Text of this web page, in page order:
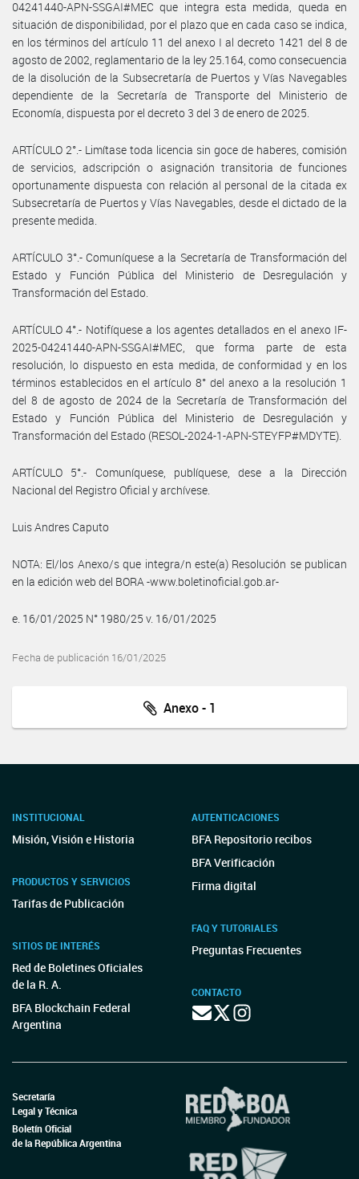
04241440-APN-SSGAI#MEC que integra esta medida, queda en
situación de disponibilidad, por el plazo que en cada caso se indica,
en los términos del artículo 11 del anexo I al decreto 1421 del 8 de
agosto de 2002, reglamentario de la ley 25.164, como consecuencia
de la disolución de la Subsecretaría de Puertos y Vías Navegables
dependiente de la Secretaría de Transporte del Ministerio de
Economía, dispuesta por el decreto 3 del 3 de enero de 2025.
ARTÍCULO 2°.- Limítase toda licencia sin goce de haberes, comisión
de servicios, adscripción o asignación transitoria de funciones
oportunamente dispuesta con relación al personal de la citada ex
Subsecretaría de Puertos y Vías Navegables, desde el dictado de la
presente medida.
ARTÍCULO 3°.- Comuníquese a la Secretaría de Transformación del
Estado y Función Pública del Ministerio de Desregulación y
Transformación del Estado.
ARTÍCULO 4°.- Notifíquese a los agentes detallados en el anexo IF-
2025-04241440-APN-SSGAI#MEC, que forma parte de esta
resolución, lo dispuesto en esta medida, de conformidad y en los
términos establecidos en el artículo 8° del anexo a la resolución 1
del 8 de agosto de 2024 de la Secretaría de Transformación del
Estado y Función Pública del Ministerio de Desregulación y
Transformación del Estado (RESOL-2024-1-APN-STEYFP#MDYTE).
ARTÍCULO 5°.- Comuníquese, publíquese, dese a la Dirección
Nacional del Registro Oficial y archívese.
Luis Andres Caputo
NOTA: El/los Anexo/s que integra/n este(a) Resolución se publican
en la edición web del BORA -www.boletinoficial.gob.ar-
e. 16/01/2025 N° 1980/25 v. 16/01/2025
Fecha de publicación 16/01/2025
Anexo - 1
INSTITUCIONAL
Misión, Visión e Historia
PRODUCTOS Y SERVICIOS
Tarifas de Publicación
SITIOS DE INTERÉS
Red de Boletines Oficiales
de la R. A.
BFA Blockchain Federal
Argentina
AUTENTICACIONES
BFA Repositorio recibos
BFA Verificación
Firma digital
FAQ Y TUTORIALES
Preguntas Frecuentes
CONTACTO
Secretaría
Legal y Técnica
Boletín Oficial
de la República Argentina